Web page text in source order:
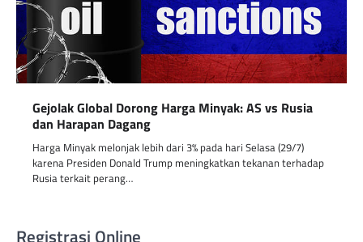
Gejolak Global Dorong Harga Minyak: AS vs Rusia
dan Harapan Dagang
Harga Minyak melonjak lebih dari 3% pada hari Selasa (29/7)
karena Presiden Donald Trump meningkatkan tekanan terhadap
Rusia terkait perang…
Registrasi Online